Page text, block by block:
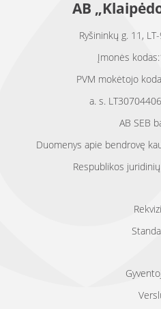
AB
Ryšininkų g. 11,
Įmonės
PVM mokėtojo
a. s.
AB SEB
Duomenys apie bendrovę
Respublikos